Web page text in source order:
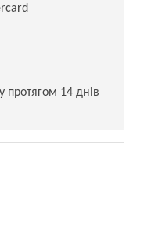
протягом 14 днів